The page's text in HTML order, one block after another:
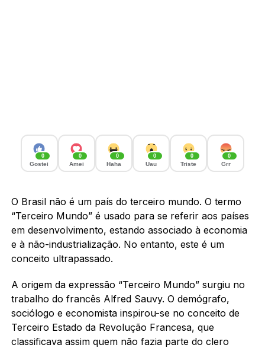
0
Gostei
0
Amei
0
Haha
0
Uau
0
Triste
0
Grr
O Brasil não é um país do terceiro mundo. O termo
“Terceiro Mundo” é usado para se referir aos países
em desenvolvimento, estando associado à economia
e à não-industrialização. No entanto, este é um
conceito ultrapassado.
A origem da expressão “Terceiro Mundo” surgiu no
trabalho do francês Alfred Sauvy. O demógrafo,
sociólogo e economista inspirou-se no conceito de
Terceiro Estado da Revolução Francesa, que
classificava assim quem não fazia parte do clero